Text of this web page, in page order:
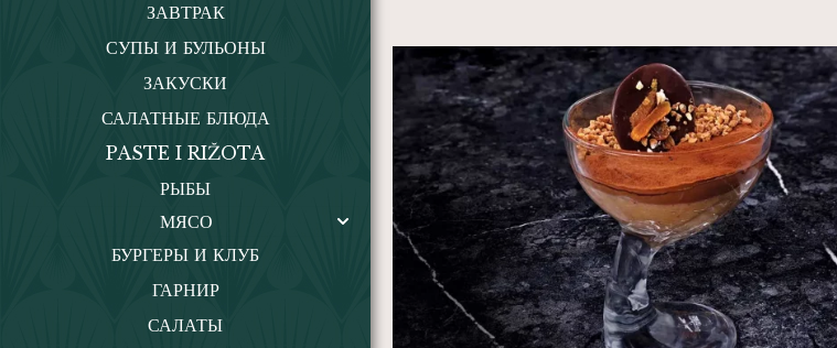
ЗАВТРАК
СУПЫ И БУЛЬОНЫ
ЗАКУСКИ
САЛАТНЫЕ БЛЮДА
PASTE I RIŽOTA
РЫБЫ
МЯСО
БУРГЕРЫ И КЛУБ
ГАРНИР
САЛАТЫ